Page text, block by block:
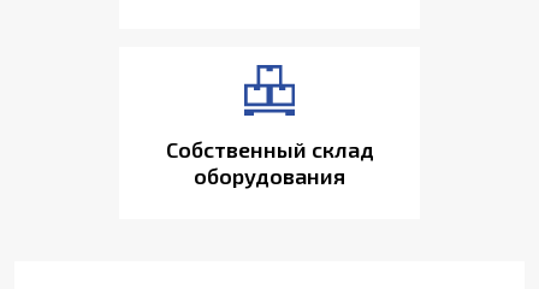
Собственный склад
оборудования